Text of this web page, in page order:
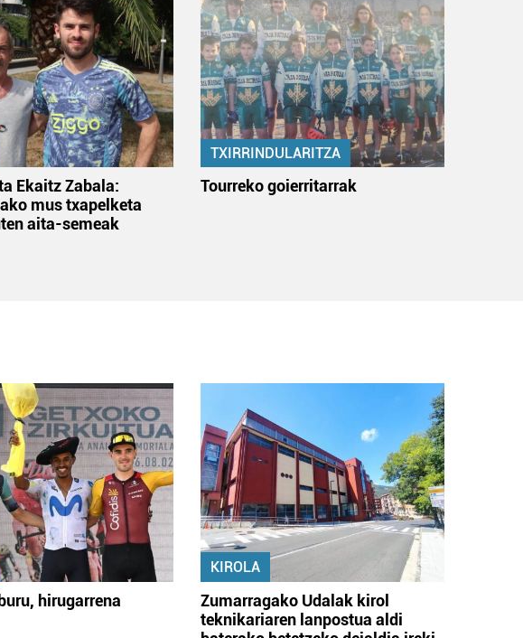
Ekaitz Zabala:
mus txapelketa
aita-semeak
TXIRRINDULARITZA
Tourreko goierritarrak
hirugarrena
KIROLA
Zumarragako Udalak kirol
teknikariaren lanpostua aldi